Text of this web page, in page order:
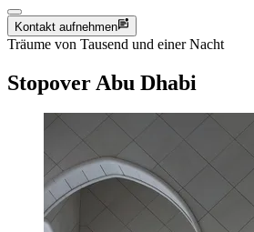
Kontakt aufnehmen
Träume von Tausend und einer Nacht
Stopover Abu Dhabi